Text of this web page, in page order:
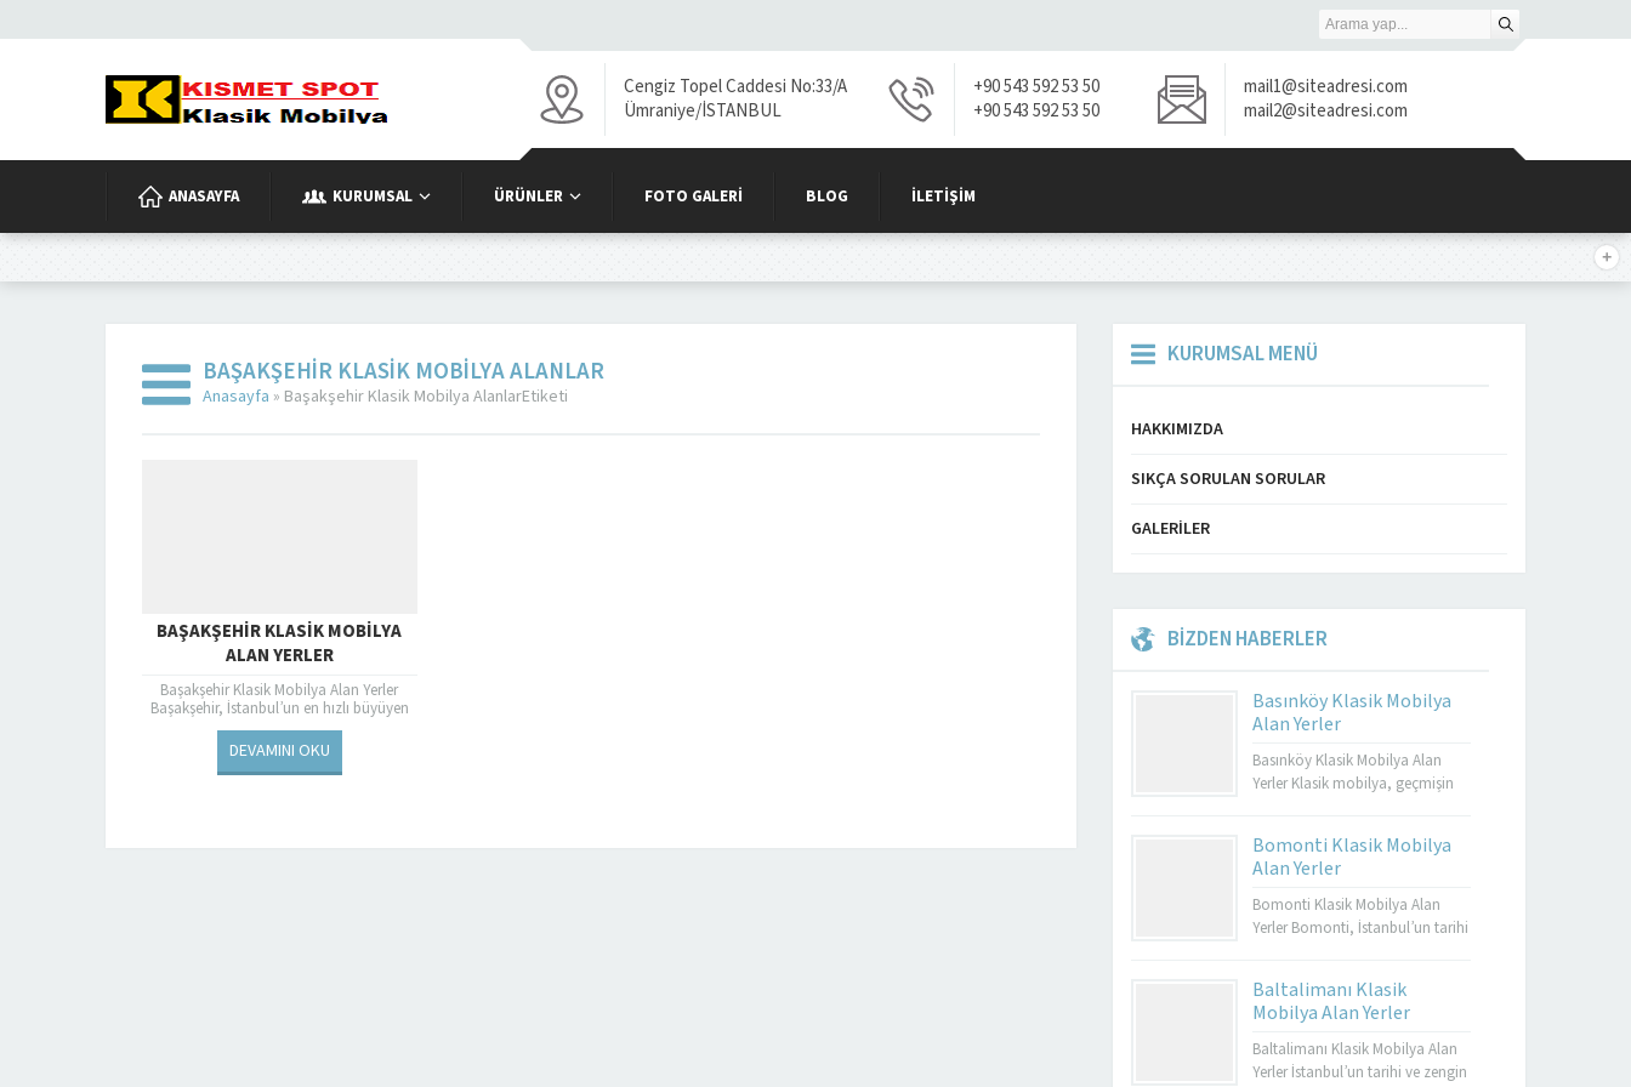
Cengiz Topel Caddesi No:33/A
Ümraniye/İSTANBUL
+90 543 592 53 50
+90 543 592 53 50
mail1@siteadresi.com
mail2@siteadresi.com
ANASAYFA KURUMSAL ÜRÜNLER FOTO GALERI BLOG İLETIŞIM
BAŞAKŞEHIR KLASIK MOBILYA ALANLAR
Anasayfa » Başakşehir Klasik Mobilya AlanlarEtiketi
BAŞAKŞEHIR KLASIK MOBILYA
ALAN YERLER
Başakşehir Klasik Mobilya Alan Yerler
Başakşehir, İstanbul’un en hızlı büyüyen
ilçelerinden biri olarak ön plana
çıkmaktadır. Bu hızlı gelişme ve...
DEVAMINI OKU
KURUMSAL MENÜ
HAKKIMIZDA
SIKÇA SORULAN SORULAR
GALERILER
BİZDEN HABERLER
Basınköy Klasik Mobilya
Alan Yerler
Basınköy Klasik Mobilya Alan
Yerler Klasik mobilya, geçmişin
yansımasıdır. Bu tür mobilyalar,
hem görsel açıdan çekici hem de
dayanıklı olmalarıyla bilinir.
Basınköy klasik mobilya alan
mükemmel bir seçenektir. Eğer siz
de eski mobilyalarınızı satmayı...
Bomonti Klasik Mobilya
Alan Yerler
Bomonti Klasik Mobilya Alan
Yerler Bomonti, İstanbul’un tarihi
aynı zamanda klasik
mobilyaların en iyi adreslerinden
biri olarak da ün kazanmıştır.
Bomonti, tarihi atmosferi ile öne
Baltalimanı Klasik
Mobilya Alan Yerler
Baltalimanı Klasik Mobilya Alan
Yerler İstanbul’un tarihi ve zengin
Müşteri Temsilcisi